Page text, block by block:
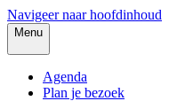
Navigeer naar hoofdinhoud
Menu
Agenda
Plan je bezoek